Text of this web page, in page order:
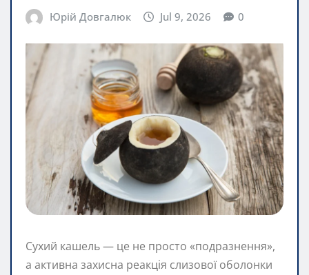
Юрій Довгалюк Jul 9, 2026 0
Сухий кашель — це не просто «подразнення»,
а активна захисна реакція слизової оболонки